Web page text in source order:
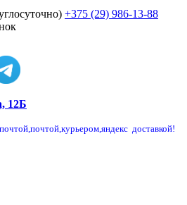
+375 (29) 986-13-88
12Б
почтой,курьером,яндекс доставкой!